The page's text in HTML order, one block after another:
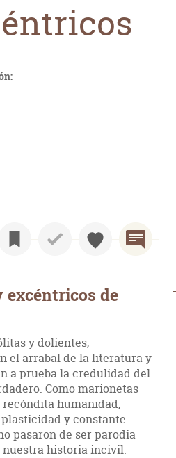
excéntricos de
y dolientes,
el arrabal de la literatura y
a prueba la credulidad del
Como marionetas
recóndita humanidad,
y constante
pasaron de ser parodia
nuestra historia incivil.